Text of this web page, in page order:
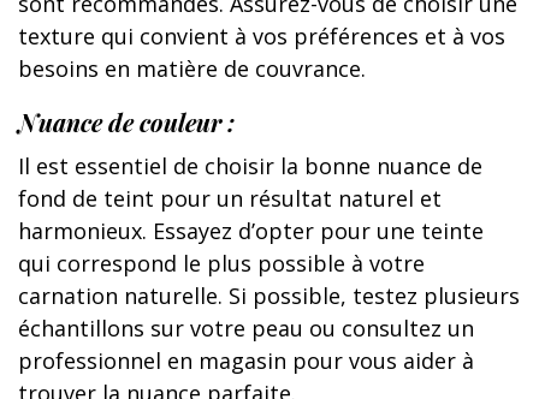
texture qui convient à vos préférences et à vos
besoins en matière de couvrance.
Nuance de couleur :
Il est essentiel de choisir la bonne nuance de
fond de teint pour un résultat naturel et
harmonieux. Essayez d’opter pour une teinte
qui correspond le plus possible à votre
carnation naturelle. Si possible, testez plusieurs
échantillons sur votre peau ou consultez un
professionnel en magasin pour vous aider à
trouver la nuance parfaite.